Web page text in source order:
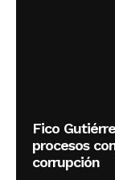
Fico
procesos
corrupción